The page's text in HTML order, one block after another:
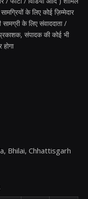
के लिए कोई ज़िम्मेदार
के लिए संवाददाता /
संपादक की कोई भी
होगा
Bhilai, Chhattisgarh